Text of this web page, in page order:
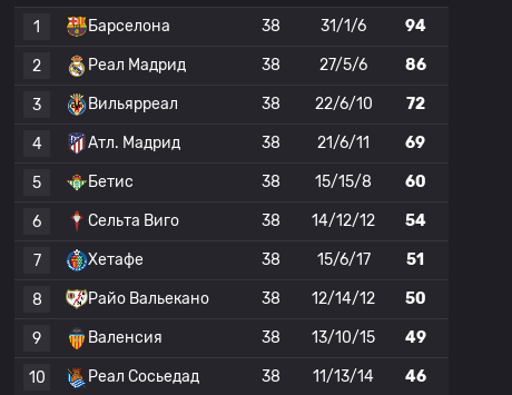
1
Барселона 38 31/1/6 94
2 Реал Мадрид 38 27/5/6 86
3 Вильярреал 38 22/6/10 72
4 Атл. Мадрид 38 21/6/11 69
5 Бетис 38 15/15/8 60
6 Сельта Виго 38 14/12/12 54
7 Хетафе 38 15/6/17 51
8 Райо Вальекано 38 12/14/12 50
9 Валенсия 38 13/10/15 49
10 Реал Сосьедад 38 11/13/14 46